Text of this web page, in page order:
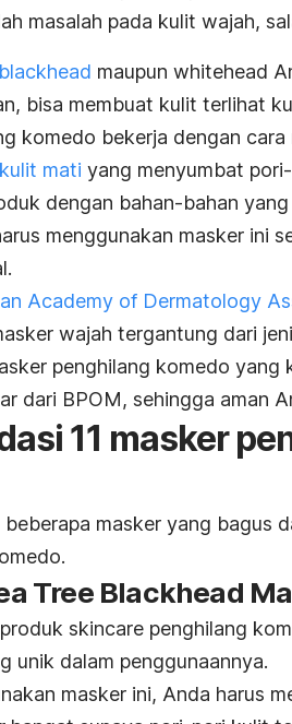
masalah pada kulit wajah,
blackhead maupun whitehead
bisa membuat kulit terlihat
komedo bekerja dengan
mati yang menyumbat
dengan bahan-bahan
menggunakan masker ini
Academy of Dermatology
wajah tergantung dari
penghilang komedo yang
dari BPOM, sehingga aman
11 masker
beberapa masker yang bagus
Tree Blackhead
skincare penghilang
unik dalam penggunaannya.
masker ini, Anda harus